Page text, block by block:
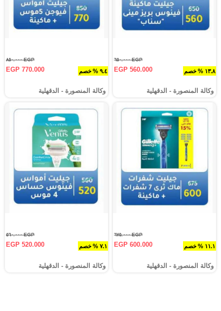
١٣.٨ % خصم
EGP ٦٥٠.٠٠٠
EGP 560.000
وكالة المنصورة - الدقهلية‎
٩.٤ % خصم
EGP ٨٥٠.٠٠٠
EGP 770.000
وكالة المنصورة - الدقهلية‎
١١.١ % خصم
EGP ٦٧٥.٠٠٠
EGP 600.000
وكالة المنصورة - الدقهلية‎
٧.١ % خصم
EGP ٥٦٠.٠٠٠
EGP 520.000
وكالة المنصورة - الدقهلية‎